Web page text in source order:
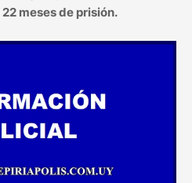
meses de prisión.